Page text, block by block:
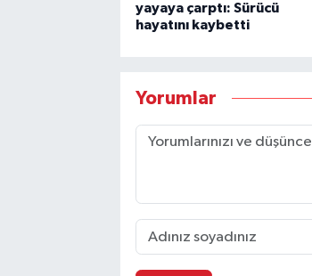
yayaya çarptı: Sürücü
hayatını kaybetti
Yorumlar